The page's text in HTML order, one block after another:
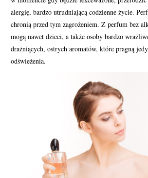
alergię, bardzo utrudniającą codzienne życie.
chronią przed tym zagrożeniem. Z perfum bez
mogą nawet dzieci, a także osoby bardzo
drażniących, ostrych aromatów, które pragną
odświeżenia.